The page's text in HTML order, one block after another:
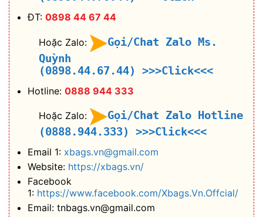
ĐT: 0898 44 67 44
Hoặc Zalo:
Gọi/Chat Zalo Ms.
Quỳnh
(0898.44.67.44)
>>>Click<<<
Hotline: 0888 944 333
Hoặc Zalo:
Gọi/Chat Zalo Hotline
(0888.944.333)
>>>Click<<<
Email 1: xbags.vn@gmail.com
Website: https://xbags.vn/
Facebook
1: https://www.facebook.com/Xbags.Vn.Offcial/
Email: tnbags.vn@gmail.com